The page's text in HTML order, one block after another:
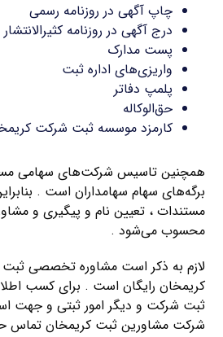
چاپ آگهی در روزنامه رسمی
درج آگهی در روزنامه کثیرالانتشار
پست مدارک
واریزی‌های اداره ثبت
پلمپ دفاتر
حق‌الوکاله
کارمزد موسسه ثبت شرکت
همچنین تاسیس شرکت‌های سهامی
برگه‌های سهام سهامداران است .
مستندات ، تعیین نام و پیگیری و
محسوب می‌شود .
لازم به ذکر است مشاوره تخصصی
کریمخان رایگان است . برای کسب
ثبت شرکت و دیگر امور ثبتی و جهت
شرکت مشاورین ثبت کریمخان تماس